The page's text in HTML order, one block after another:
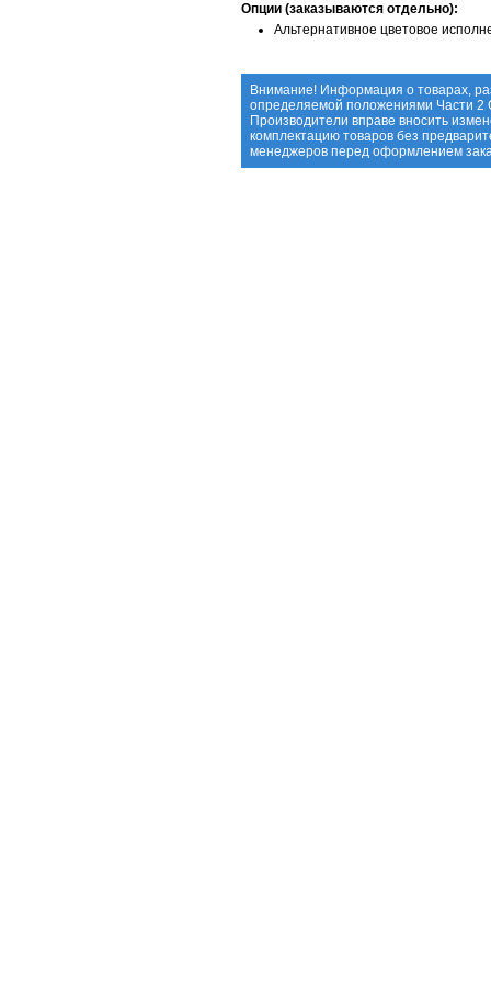
Опции (заказываются отдельно):
Альтернативное цветовое
Внимание! Информация о товарах,
определяемой положениями Части 2
Производители вправе вносить
комплектацию товаров без
менеджеров перед оформлением